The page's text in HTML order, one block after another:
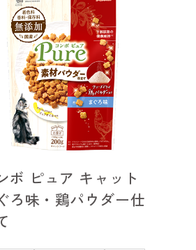
ボ ピュア キャット
ろ味・鶏パウダー仕